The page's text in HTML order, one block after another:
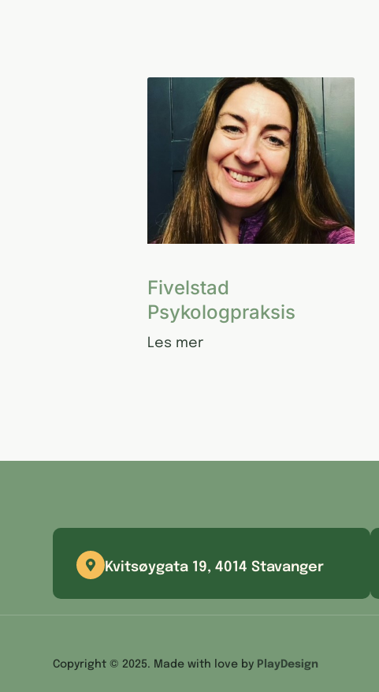
Fivelstad
Psykologpraksis
Les mer
Kvitsøygata 19, 4014 Stavanger
Copyright © 2025. Made with love by PlayDesign